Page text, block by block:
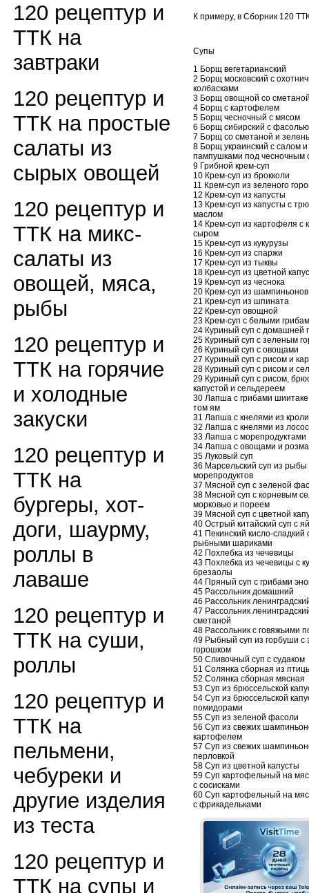
120 рецептур и
ТТК на
завтраки
120 рецептур и
ТТК на простые
салаты из
сырых овощей
120 рецептур и
ТТК на микс-
салаты из
овощей, мяса,
рыбы
120 рецептур и
ТТК на горячие
и холодные
закуски
120 рецептур и
ТТК на
бургеры, хот-
доги, шаурму,
роллы в
лаваше
120 рецептур и
ТТК на суши,
роллы
120 рецептур и
ТТК на
пельмени,
чебуреки и
другие изделия
из теста
120 рецептур и
ТТК на супы и
К примеру, в Сборник 120
Супы
1 Борщ вегетарианский
2 Борщ московский с
колбасками
3 Борщ овощной со
4 Борщ с картофелем
5 Борщ чесночный с мясом
6 Борщ сибирский с фасолью
7 Борщ со сметаной и
8 Борщ украинский с салом и
пампушками под чесночным
9 Грибной крем-суп
10 Крем-суп из брокколи
11 Крем-суп из зеленого
12 Крем-суп из капусты
13 Крем-суп из капусты с
маслом
14 Крем-суп из картофеля с
сыром
15 Крем-суп из кукурузы
16 Крем-суп из спаржи
17 Крем-суп из тыквы
18 Крем-суп из цветной
19 Крем-суп из чеснока
20 Крем-суп из шампиньонов
21 Крем-суп из шпината
22 Крем-суп овощной
23 Крем-суп с белыми
24 Куриный суп с домашней
25 Куриный суп с зеленым
26 Куриный суп с овощами
27 Куриный суп с рисом и
28 Куриный суп с рисом и
29 Куриный суп с рисом,
капустой и сельдереем
30 Лапша с грибами
том ям
31 Лапша с кнелями из
32 Лапша с кнелями из
33 Лапша с морепродуктами
34 Лапша с овощами и
35 Луковый суп
36 Марсельский суп из рыбы
морепродуктов
37 Мясной суп с зеленой
38 Мясной суп с корневым
морковью и пореем
39 Мясной суп с цветной
40 Острый китайский суп с
41 Пекинский кисло-сладкий
рыбными шариками
42 Похлебка из чечевицы
43 Похлебка из чечевицы с
брезаолы
44 Пряный суп с грибами
45 Рассольник домашний
46 Рассольник
47 Рассольник
сметаной
48 Рассольник с говяжьими
49 Рыбный суп из горбуши с
горошком
50 Сливочный суп с судаком
51 Солянка сборная из
52 Солянка сборная мясная
53 Суп из брюссельской
54 Суп из брюссельской
помидорами
55 Суп из зеленой фасоли
56 Суп из свежих
картофелем
57 Суп из свежих
перловкой
58 Суп из цветной капусты
59 Суп картофельный на
с сосисками
60 Суп картофельный на
с фрикадельками